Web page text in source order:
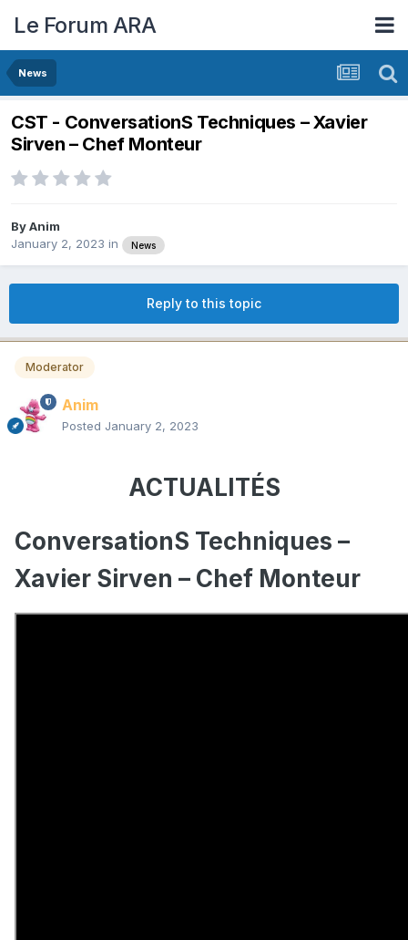
Le Forum ARA
News
CST - ConversationS Techniques – Xavier
Sirven – Chef Monteur
ByAnim
January 2, 2023 in News
Reply to this topic
Moderator
Anim
Posted January 2, 2023
ACTUALITÉS
ConversationS Techniques –
Xavier Sirven – Chef Monteur